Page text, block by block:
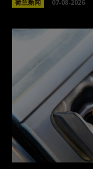
荷兰新闻 07-08-2026